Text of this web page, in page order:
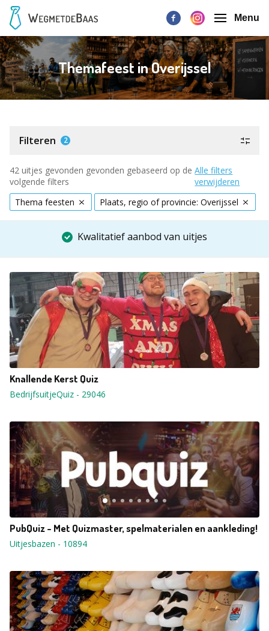
Menu
Themafeest in Overijssel
Filteren 2
42 uitjes gevonden gevonden gebaseerd op de
volgende filters
Alle filters
verwijderen
Thema feesten
Plaats, regio of provincie: Overijssel
Kwalitatief aanbod van uitjes
Knallende Kerst Quiz
BedrijfsuitjeQuiz - 29046
PubQuiz - Met Quizmaster, spelmaterialen en aankleding!
Uitjesbazen - 10894